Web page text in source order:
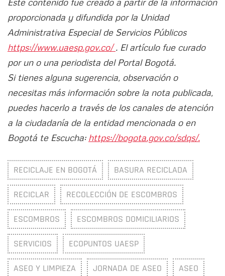
proporcionada y difundida por la Unidad
Administrativa Especial de Servicios Públicos
https://www.uaesp.gov.co/. El artículo fue curado
por un o una periodista del Portal Bogotá.
Si tienes alguna sugerencia, observación o
necesitas más información sobre la nota publicada,
puedes hacerlo a través de los canales de atención
a la ciudadanía de la entidad mencionada o en
Bogotá te Escucha: https://bogota.gov.co/sdqs/.
RECICLAJE EN BOGOTÁ BASURA RECICLADA
RECICLAR RECOLECCIÓN DE ESCOMBROS
ESCOMBROS ESCOMBROS DOMICILIARIOS
SERVICIOS ECOPUNTOS UAESP
ASEO Y LIMPIEZA JORNADA DE ASEO ASEO